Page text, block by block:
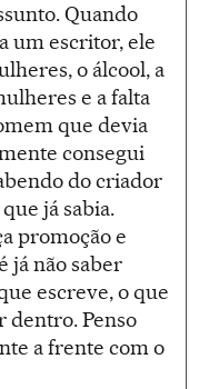
Quando
um escritor, ele
o álcool, a
e a falta
que devia
consegui
do criador
já sabia.
promoção e
já não saber
escreve, o que
dentro. Penso
a frente com o